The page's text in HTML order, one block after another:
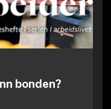
bonden?